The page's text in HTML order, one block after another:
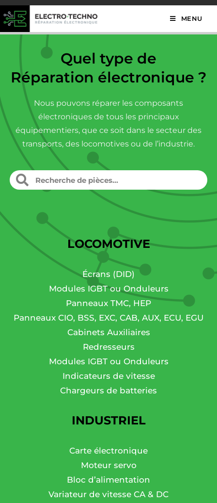
MENU
Quel type de
Réparation électronique ?
Nous pouvons réparer les composants
électroniques de tous les principaux
équipementiers, que ce soit dans le secteur des
transports, des locomotives ou de l’industrie.
LOCOMOTIVE
Écrans (DID)
Modules IGBT ou Onduleurs
Panneaux TMC, HEP
Panneaux CIO, BSS, EXC, CAB, AUX, ECU, EGU
Cabinets Auxiliaires
Redresseurs
Modules IGBT ou Onduleurs
Indicateurs de vitesse
Chargeurs de batteries
INDUSTRIEL
Carte électronique
Moteur servo
Bloc d’alimentation
Variateur de vitesse CA & DC